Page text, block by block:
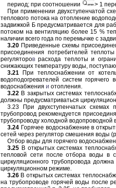
период; при соотношении
> 1
При применении двухступенчатой
теплового потока на отопление
задвижкой Б предусматривается для
потоком на вентиляцию более 15 %
наличии всего года по перемычке с
3.20 Приведенные схемы
присоединения потребителей
регуляторов расхода теплоты и
снижающих температуру воды,
3.21 При теплоснабжении от
водоподогревателей систем
водоснабжения и отопления.
3.22 В закрытых системах
должны предусматриваться
3.23 При двухступенчатых схемах
трубопровод рекомендуется
трубопроводу холодной водопроводной
3.24 Горячее водоснабжение в
сетей через регулятор смешения воды
Отбор воды для горячего
3.25 В открытых системах
тепловой сети после отбора воды в
циркуляционного трубопровода
циркуляционном режиме.
3.26 В открытых системах
на трубопроводе горячей воды после